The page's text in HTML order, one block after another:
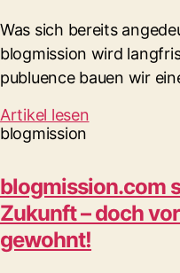
Was sich bereits
blogmission wird
publuence bauen wir
Artikel lesen
blogmission
blogmission.com
Zukunft – doch
gewohnt!